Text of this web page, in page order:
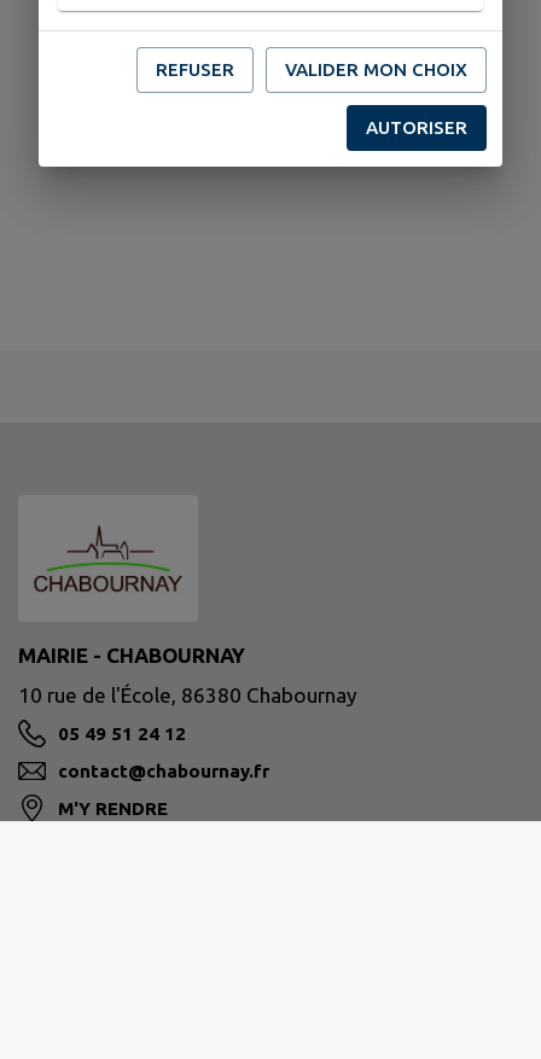
MAIRIE - CHABOURNAY
10 rue de l'École, 86380 Chabournay
05 49 51 24 12
contact@chabournay.fr
M'Y RENDRE
REFUSER VALIDER MON CHOIX
AUTORISER